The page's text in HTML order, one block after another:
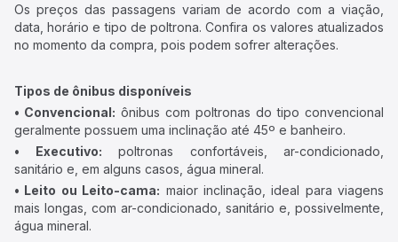
Os preços das passagens variam de acordo com a viação,
data, horário e tipo de poltrona. Confira os valores atualizados
no momento da compra, pois podem sofrer alterações.
Tipos de ônibus disponíveis
• Convencional: ônibus com poltronas do tipo convencional
geralmente possuem uma inclinação até 45º e banheiro.
• Executivo: poltronas confortáveis, ar-condicionado,
sanitário e, em alguns casos, água mineral.
• Leito ou Leito-cama: maior inclinação, ideal para viagens
mais longas, com ar-condicionado, sanitário e, possivelmente,
água mineral.